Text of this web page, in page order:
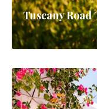
Tuscany